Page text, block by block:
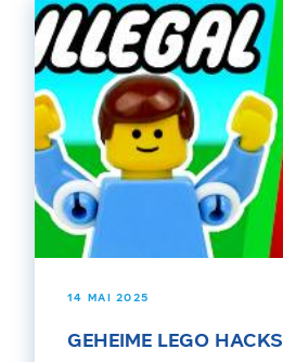
14 MAI 2025
GEHEIME LEGO HACKS